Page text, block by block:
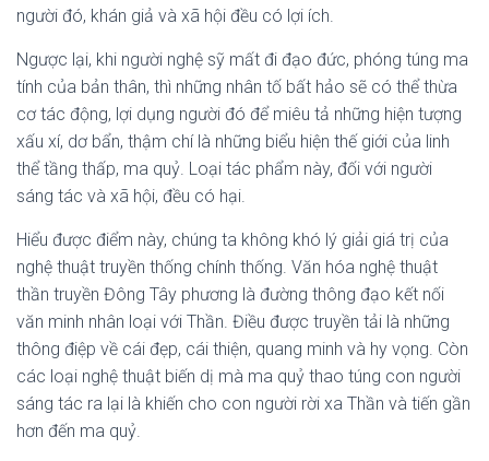
người đó, khán giả và xã hội đều có lợi ích.
Ngược lại, khi người nghệ sỹ mất đi đạo đức, phóng túng ma
tính của bản thân, thì những nhân tố bất hảo sẽ có thể thừa
cơ tác động, lợi dụng người đó để miêu tả những hiện tượng
xấu xí, dơ bẩn, thậm chí là những biểu hiện thế giới của linh
thể tầng thấp, ma quỷ. Loại tác phẩm này, đối với người
sáng tác và xã hội, đều có hại.
Hiểu được điểm này, chúng ta không khó lý giải giá trị của
nghệ thuật truyền thống chính thống. Văn hóa nghệ thuật
thần truyền Đông Tây phương là đường thông đạo kết nối
văn minh nhân loại với Thần. Điều được truyền tải là những
thông điệp về cái đẹp, cái thiện, quang minh và hy vọng. Còn
các loại nghệ thuật biến dị mà ma quỷ thao túng con người
sáng tác ra lại là khiến cho con người rời xa Thần và tiến gần
hơn đến ma quỷ.